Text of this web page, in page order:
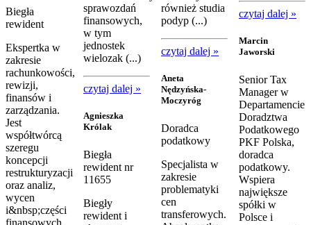
Biegła
rewident
Ekspertka w
zakresie
rachunkowości,
rewizji,
finansów i
zarządzania.
Jest
współtwórcą
szeregu
koncepcji
restrukturyzacji
oraz analiz,
wycen
i&nbsp;części
finansowych
sprawozdań
finansowych,
w tym
jednostek
wielozak (...)
czytaj dalej »
Agnieszka
Królak
Biegła
rewident nr
11655
Biegły
rewident i
również studia
podyp (...)
czytaj dalej »
Aneta
Nędzyńska-
Moczyróg
Doradca
podatkowy
Specjalista w
zakresie
problematyki
cen
transferowych.
czytaj dalej »
Marcin
Jaworski
Senior Tax
Manager w
Departamencie
Doradztwa
Podatkowego
PKF Polska,
doradca
podatkowy.
Wspiera
największe
spółki w
Polsce i